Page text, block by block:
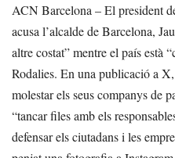
ACN Barcelona – El president
acusa l’alcalde de Barcelona,
altre costat” mentre el país està
Rodalies. En una publicació a
molestar els seus companys de
“tancar files amb els
defensar els ciutadans i les